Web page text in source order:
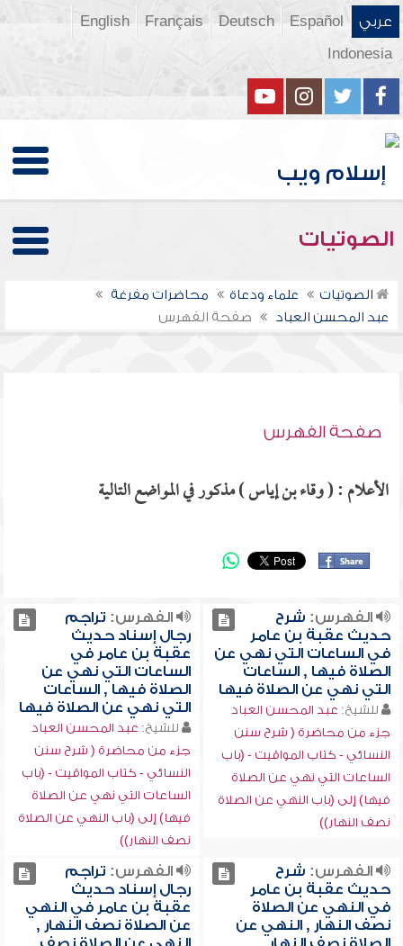
عربي Español
Deutsch
Français
English
Indonesia
الصوتيات
الصوتيات علماء ودعاة
محاضرات مفرغة
عبد المحسن العباد
صفحة الفهرس
صفحة الفهرس
الأعلام : ( وقاء بن إياس ) مذكور في المواضع التالية
الفهرس: شرح
حديث عقبة بن عامر
في الساعات التي نهي عن
الصلاة فيها , الساعات
التي نهي عن الصلاة فيها
للشيخ: عبد المحسن العباد
جزء من محاضرة ( شرح سنن
النسائي - كتاب المواقيت - (باب
الساعات التي نهي عن الصلاة
فيها) إلى (باب النهي عن الصلاة
نصف النهار))
الفهرس: تراجم
رجال إسناد حديث
عقبة بن عامر في
الساعات التي نهي عن
الصلاة فيها , الساعات
التي نهي عن الصلاة فيها
للشيخ: عبد المحسن العباد
جزء من محاضرة ( شرح سنن
النسائي - كتاب المواقيت - (باب
الساعات التي نهي عن الصلاة
فيها) إلى (باب النهي عن الصلاة
نصف النهار))
الفهرس: شرح
حديث عقبة بن عامر
في النهي عن الصلاة
نصف النهار , النهي عن
الفهرس: تراجم
رجال إسناد حديث
عقبة بن عامر في النهي
عن الصلاة نصف النهار ,